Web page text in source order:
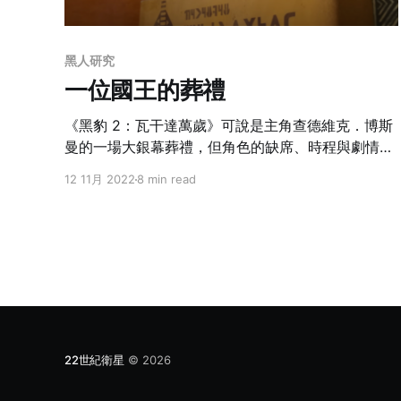
黑人研究
一位國王的葬禮
《黑豹 2：瓦干達萬歲》可說是主角查德維克．博斯
曼的一場大銀幕葬禮，但角色的缺席、時程與劇情的
12 11月 2022 8 min read
22世紀衛星 © 2026